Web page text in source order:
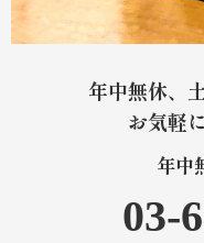
年中無休、
お気軽
年中
03-